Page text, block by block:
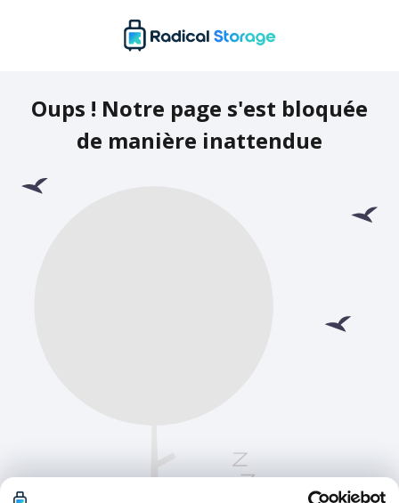
Oups ! Notre page s'est bloquée
de manière inattendue